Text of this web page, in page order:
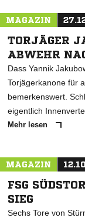
MAGAZIN
TORJÄGER
ABWEHR
Dass Yannik
Torjägerkanone für
bemerkenswert.
eigentlich
Mehr lesen
MAGAZIN
FSG
SIEG
Sechs Tore von